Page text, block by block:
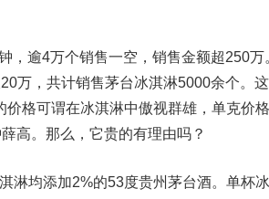
逾4万个销售一空，销售金额超250万
万，共计销售茅台冰淇淋5000余个。
格可谓在冰淇淋中傲视群雄，单克价
高。那么，它贵的有理由吗？
均添加2%的53度贵州茅台酒。单杯